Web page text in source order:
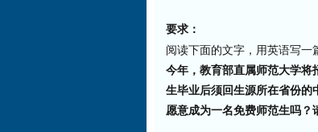
要求：
阅读下面的文字，用英语写一
今年，教育部直属师范大学将
生毕业后须回生源所在省份的
愿意成为一名免费师范生吗？